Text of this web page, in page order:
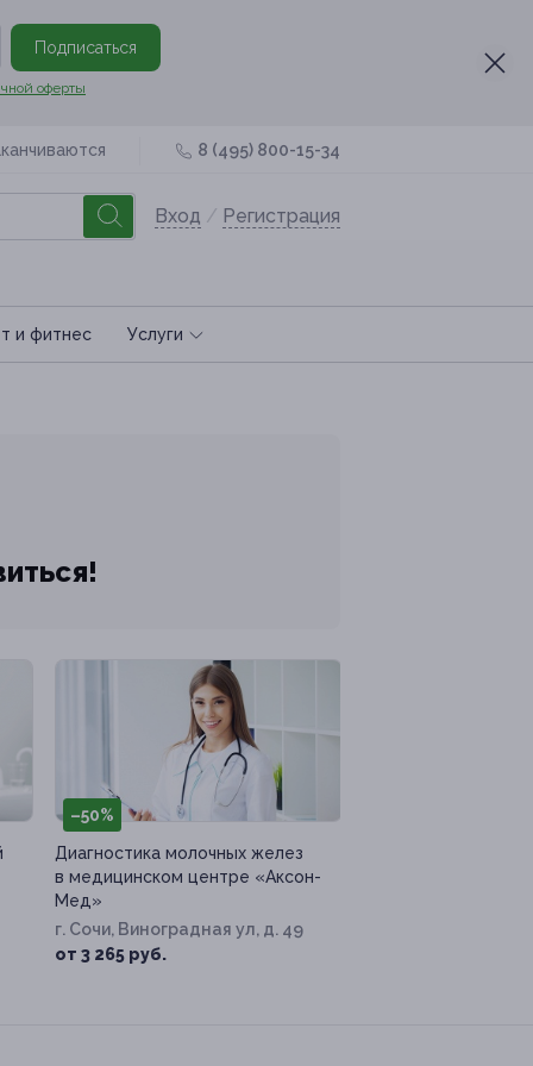
Подписаться
оферты
8 (495) 800-15-34
Вход / Регистрация
и фитнес Услуги
–50%
Диагностика молочных желез
в медицинском центре «Аксон-
Мед»
г. Сочи, Виноградная ул, д. 49
от 3 265 руб.